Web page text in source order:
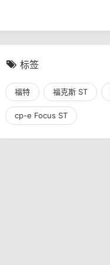
标签
福特 福克斯 ST
cp-e Focus ST